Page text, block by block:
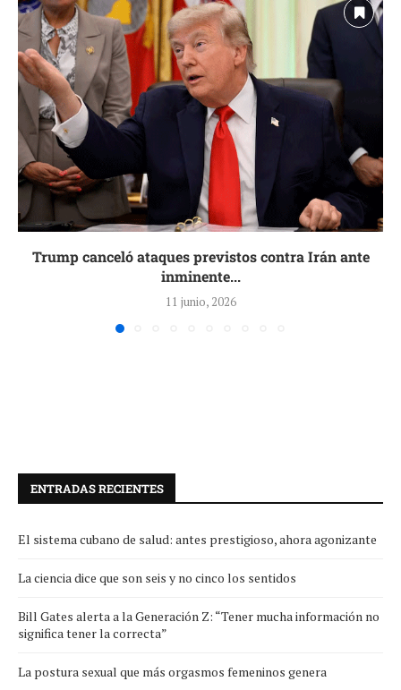
Trump canceló ataques previstos contra Irán ante
inminente...
11 junio, 2026
ENTRADAS RECIENTES
El sistema cubano de salud: antes prestigioso, ahora agonizante
La ciencia dice que son seis y no cinco los sentidos
Bill Gates alerta a la Generación Z: “Tener mucha información no
significa tener la correcta”
La postura sexual que más orgasmos femeninos genera